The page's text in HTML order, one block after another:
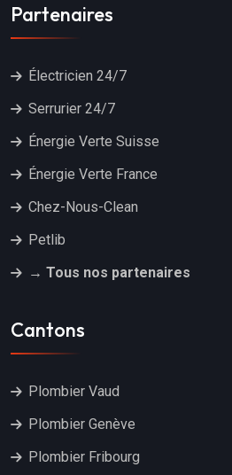
Partenaires
Électricien 24/7
Serrurier 24/7
Énergie Verte Suisse
Énergie Verte France
Chez-Nous-Clean
Petlib
→ Tous nos partenaires
Cantons
Plombier Vaud
Plombier Genève
Plombier Fribourg